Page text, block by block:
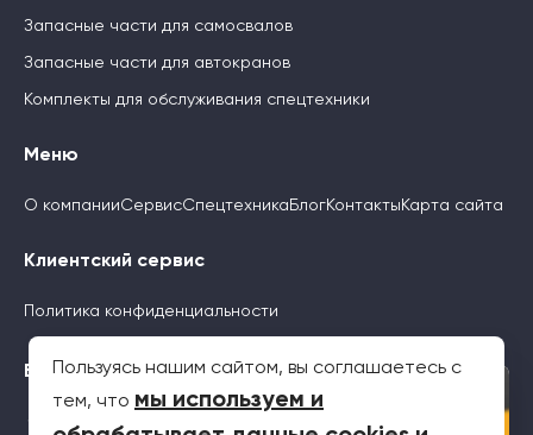
Запасные части для самосвалов
Запасные части для автокранов
Комплекты для обслуживания спецтехники
Меню
О компанииСервисСпецтехника БлогКонтакты Карта сайта
Клиентский сервис
Политика конфиденциальности
Будьте с нами
Пользуясь нашим сайтом, вы соглашаетесь с
тем, что мы используем и